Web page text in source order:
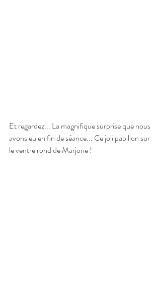
Et regardez... La magnifique surprise que nous
avons eu en fin de séance... Ce joli papillon sur
le ventre rond de Marjorie !